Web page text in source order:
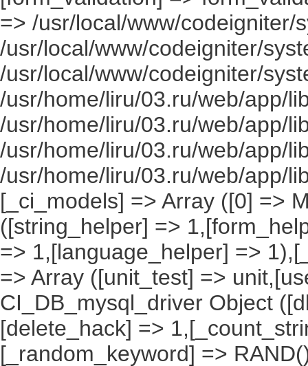
=> /usr/local/www/codeigniter/
/usr/local/www/codeigniter/
/usr/local/www/codeigniter/
/usr/home/liru/03.ru/web/app/
/usr/home/liru/03.ru/web/app/
/usr/home/liru/03.ru/web/app/
/usr/home/liru/03.ru/web/app/
[_ci_models] => Array ([0] =>
([string_helper] =>
=> 1,[language_helper] =>
=> Array ([unit_test] =>
CI_DB_mysql_driver Object
[delete_hack] =>
[_random_keyword] =>